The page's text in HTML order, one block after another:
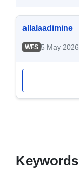
allalaadimine
WFS 5 May 2026
Keywords